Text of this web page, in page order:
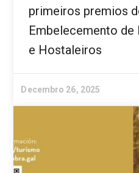
primeiros premios
Embelecemento
e Hostaleiros
Decembro 26, 2025